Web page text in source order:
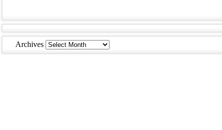
Archives Archives